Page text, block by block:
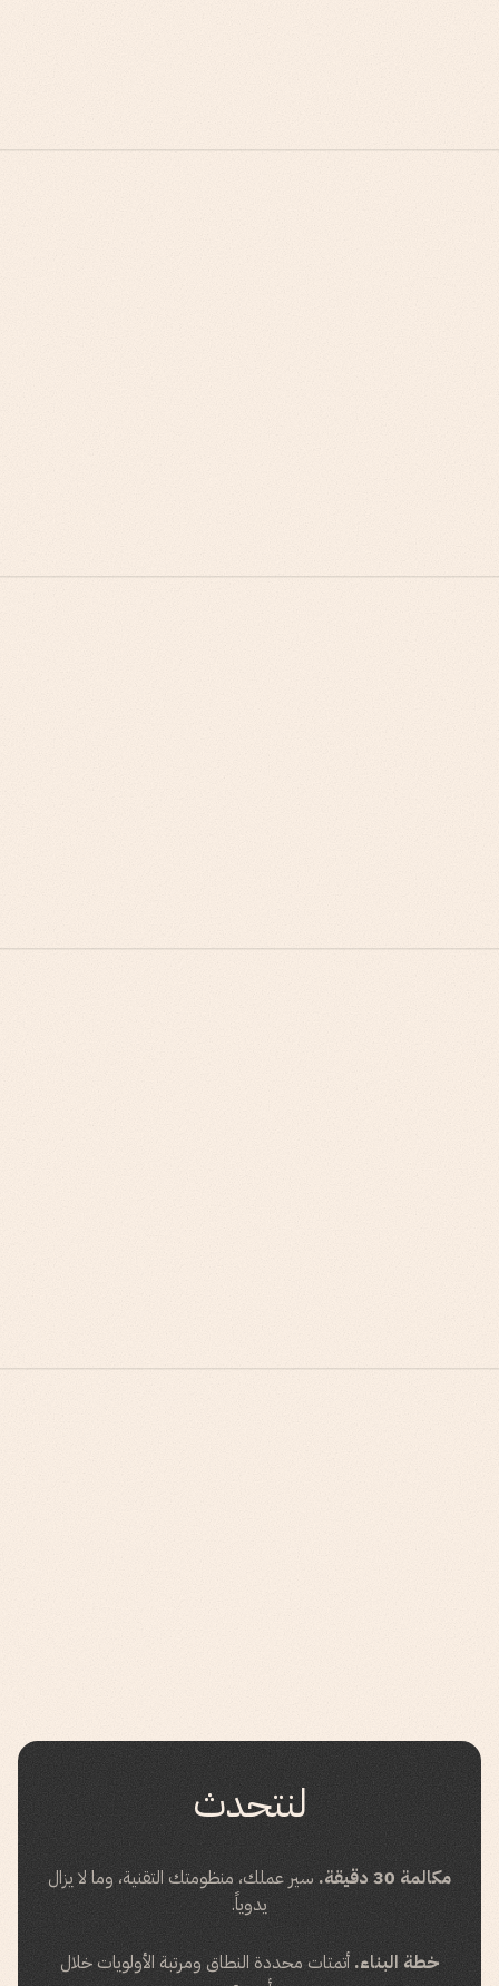
لنتحدث
مكالمة 30 دقيقة.
سير عملك، منظومتك التقنية، وما لا يزال
يدوياً.
خطة البناء. أتمتات محددة النطاق ومرتبة الأولويات خلال